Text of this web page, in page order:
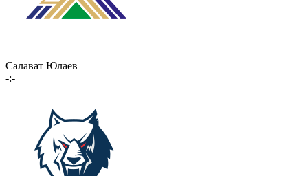
Салават Юлаев
-:-